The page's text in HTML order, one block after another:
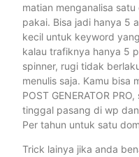
matian menganalisa
pakai. Bisa jadi hanya 5
kecil untuk keyword
kalau trafiknya hanya 5
spinner, rugi tidak
menulis saja. Kamu bisa
POST GENERATOR
tinggal pasang di wp
Per tahun untuk satu
Trick lainya jika anda